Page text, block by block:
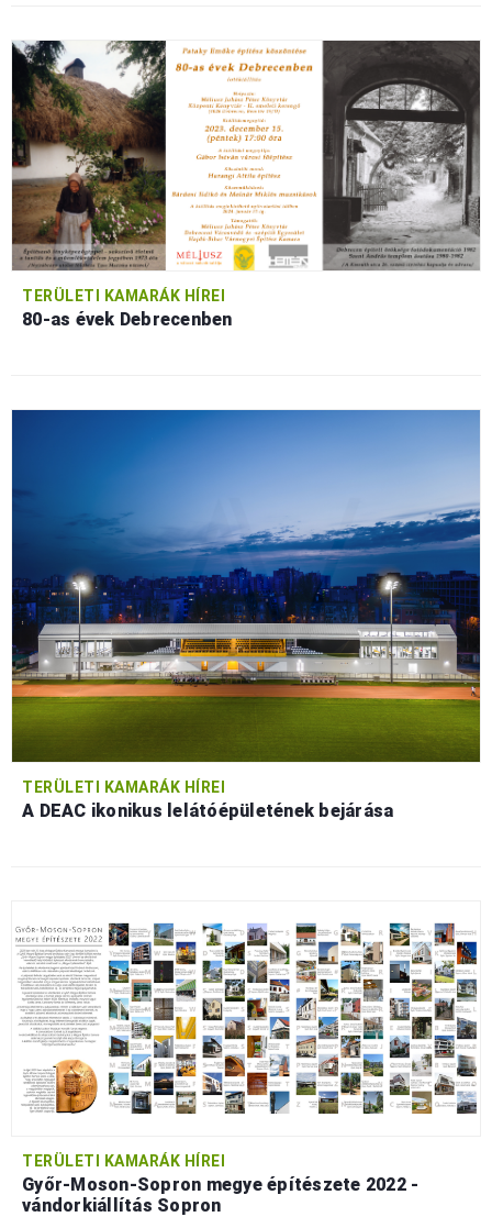
TERÜLETI KAMARÁK HÍREI
80-as évek Debrecenben
TERÜLETI KAMARÁK HÍREI
A DEAC ikonikus lelátóépületének bejárása
TERÜLETI KAMARÁK HÍREI
Győr-Moson-Sopron megye építészete 2022 -
vándorkiállítás Sopron